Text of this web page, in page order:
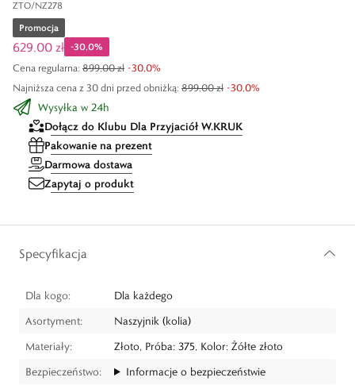
ZTO/NZ278
Promocja
629,00 zł -30,0%
Najniższa cena z 30 dni przed obniżką: 899,00 zł -30,0%
Cena regularna: 899,00 zł -30,0%
Wysyłka w 24h
Dołącz do Klubu Dla Przyjaciół W.KRUK
Pakowanie na prezent
Darmowa dostawa
Zapytaj o produkt
Specyfikacja
Dla kogo:
Dla każdego
Asortyment:
Naszyjnik (kolia)
Materiały:
Złoto, Próba: 375, Kolor: Żółte złoto
Bezpieczeństwo:
Informacje o bezpieczeństwie